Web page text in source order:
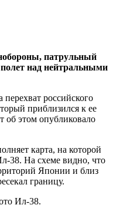
патрульный
над нейтральными
российского
приблизился к ее
об этом опубликовало
карта, на которой
38. На схеме видно, что
Японии и близ
границу.
Ил-38.